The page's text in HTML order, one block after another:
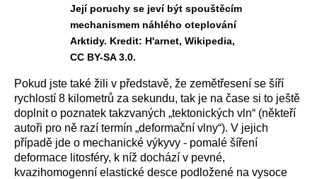
Její poruchy se jeví být spouštěcím
mechanismem náhlého oteplování
Arktidy. Kredit: H'arnet, Wikipedia,
CC BY-SA 3.0.
Pokud jste také žili v představě, že zemětřesení se šíří
rychlostí 8 kilometrů za sekundu, tak je na čase si to ještě
doplnit o poznatek takzvaných „tektonických vln“ (někteří
autoři pro ně razí termín „deformační vlny“). V jejich
případě jde o mechanické výkyvy - pomalé šíření
deformace litosféry, k níž dochází v pevné,
kvazihomogenní elastické desce podložené na vysoce